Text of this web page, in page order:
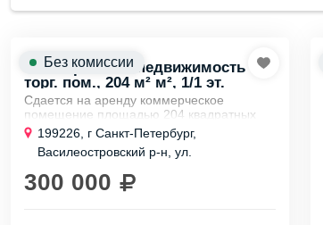
Коммерческая недвижимость
торг. пом., 204 м² м², 1/1 эт.
Сдается на аренду коммерческое
помещение площадью 204 квадратных
метра, расположенное на первой линии
улицы Кораблестроителей.
Это пространство представляет...
199226, г Санкт-Петербург,
Василеостровский р-н, ул.
300 000
Без комиссии